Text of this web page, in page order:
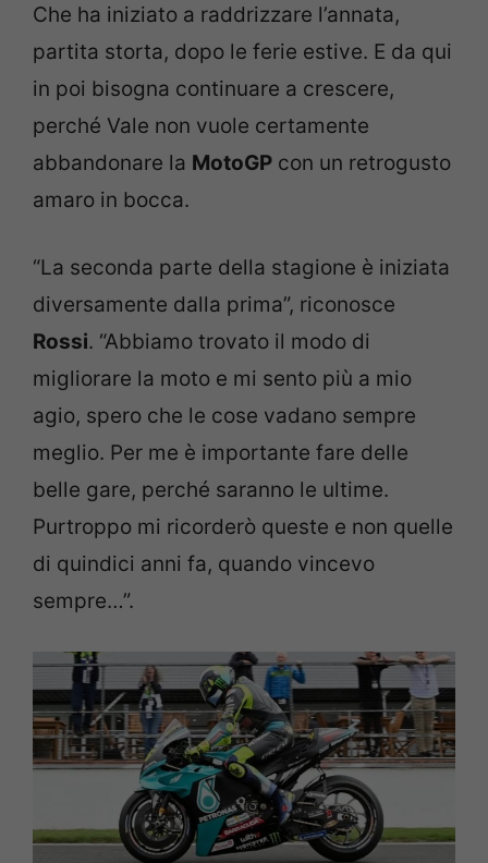
Che ha iniziato a raddrizzare l’annata,
partita storta, dopo le ferie estive. E da qui
in poi bisogna continuare a crescere,
perché Vale non vuole certamente
abbandonare la MotoGP con un retrogusto
amaro in bocca.
“La seconda parte della stagione è iniziata
diversamente dalla prima”, riconosce
Rossi. “Abbiamo trovato il modo di
migliorare la moto e mi sento più a mio
agio, spero che le cose vadano sempre
meglio. Per me è importante fare delle
belle gare, perché saranno le ultime.
Purtroppo mi ricorderò queste e non quelle
di quindici anni fa, quando vincevo
sempre…”.